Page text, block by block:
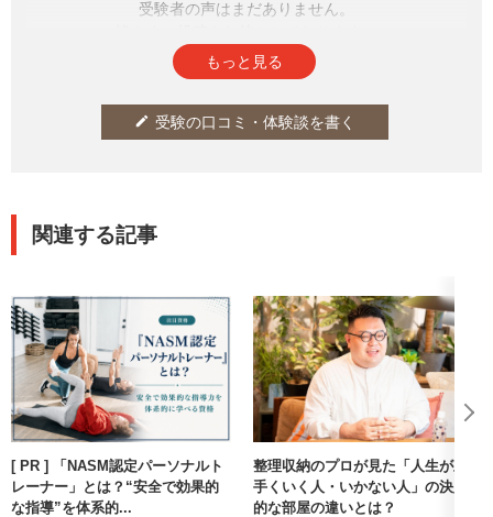
受験者の声はまだありません。
もっと見る
edit 受験の口コミ・体験談を書く
関連する記事
[ PR ] 「NASM認定パーソナルト
レーナー」とは？“安全で効果的
な指導”を体系的...
整理収納のプロが見た「人生が上
手くいく人・いかない人」の決定
的な部屋の違いとは？